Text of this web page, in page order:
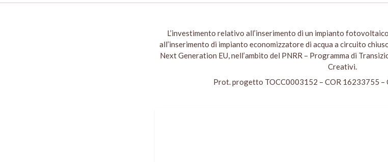
L’investimento relativo all’inserimento di un impianto
all’inserimento di impianto economizzatore di acqua a circuito
Next Generation EU, nell’ambito del PNRR – Programma di
Creativi.
Prot. progetto TOCC0003152 – COR 16233755 –